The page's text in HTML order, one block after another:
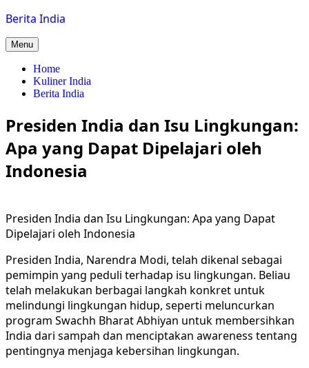
Skip
content
Berita India
Menu
Home
Kuliner India
Berita India
Presiden India dan Isu Lingkungan:
Apa yang Dapat Dipelajari oleh
Indonesia
Presiden India dan Isu Lingkungan: Apa yang Dapat
Dipelajari oleh Indonesia
Presiden India, Narendra Modi, telah dikenal sebagai
pemimpin yang peduli terhadap isu lingkungan. Beliau
telah melakukan berbagai langkah konkret untuk
melindungi lingkungan hidup, seperti meluncurkan
program Swachh Bharat Abhiyan untuk membersihkan
India dari sampah dan menciptakan awareness tentang
pentingnya menjaga kebersihan lingkungan.